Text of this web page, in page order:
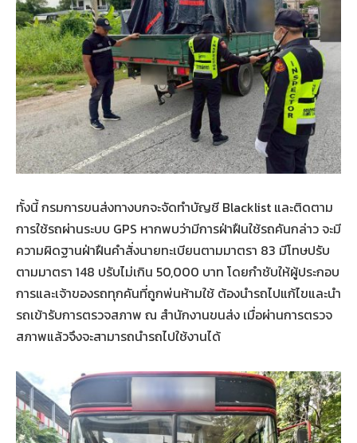
ทั้งนี้ กรมการขนส่งทางบกจะจัดทำบัญชี Blacklist และติดตาม
การใช้รถผ่านระบบ GPS หากพบว่ามีการฝ่าฝืนใช้รถคันกล่าว จะมี
ความผิดฐานฝ่าฝืนคำสั่งนายทะเบียนตามมาตรา 83 มีโทษปรับ
ตามมาตรา 148 ปรับไม่เกิน 50,000 บาท โดยกำชับให้ผู้ประกอบ
การและเจ้าของรถทุกคันที่ถูกพ่นห้ามใช้ ต้องนำรถไปแก้ไขและนำ
รถเข้ารับการตรวจสภาพ ณ สำนักงานขนส่ง เมื่อผ่านการตรวจ
สภาพแล้วจึงจะสามารถนำรถไปใช้งานได้